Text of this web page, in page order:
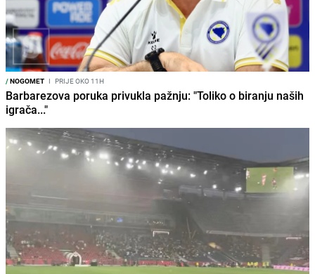
/NOGOMET I PRIJE OKO 11H
Barbarezova poruka privukla pažnju: "Toliko o biranju naših
igrača..."